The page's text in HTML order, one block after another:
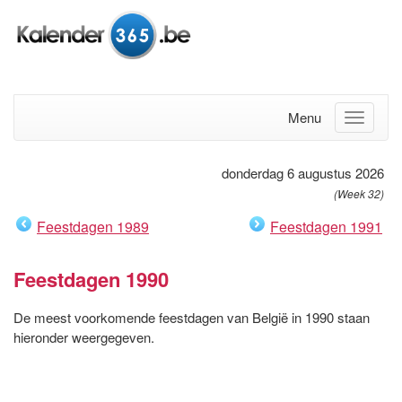
Menu
donderdag 6 augustus 2026
(Week 32)
Feestdagen 1989 Feestdagen 1991
Feestdagen 1990
De meest voorkomende feestdagen van België in 1990 staan
hieronder weergegeven.